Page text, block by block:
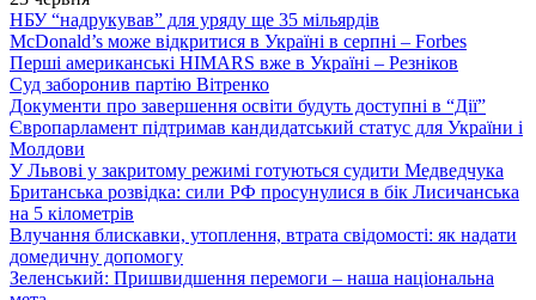
НБУ “надрукував” для уряду ще 35 мільярдів
McDonald’s може відкритися в Україні в серпні – Forbes
Перші американські HIMARS вже в Україні – Резніков
Суд заборонив партію Вітренко
Документи про завершення освіти будуть доступні в “Дії”
Європарламент підтримав кандидатський статус для України і
Молдови
У Львові у закритому режимі готуються судити Медведчука
Британська розвідка: сили РФ просунулися в бік Лисичанська
на 5 кілометрів
Влучання блискавки, утоплення, втрата свідомості: як надати
домедичну допомогу
Зеленський: Пришвидшення перемоги – наша національна